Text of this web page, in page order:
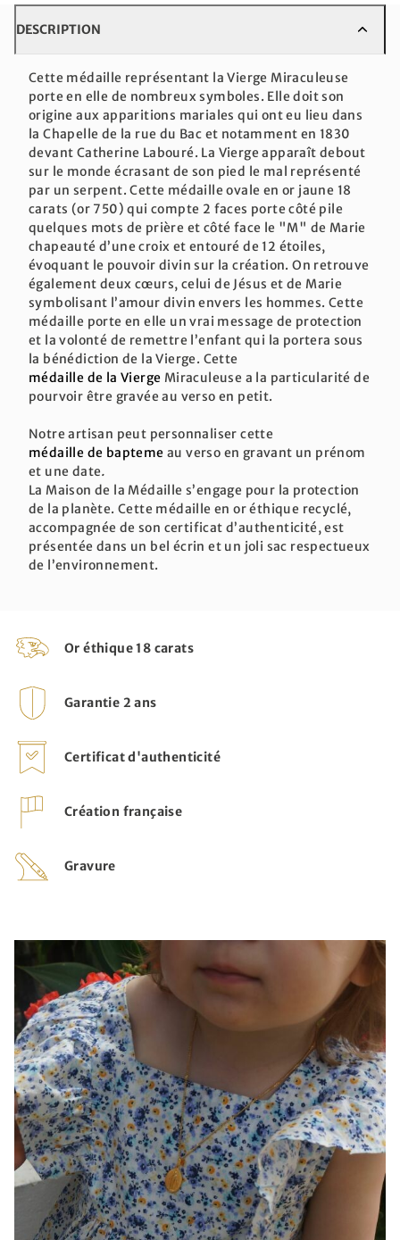
DESCRIPTION
Cette médaille représentant la Vierge Miraculeuse
porte en elle de nombreux symboles. Elle doit son
origine aux apparitions mariales qui ont eu lieu dans
la Chapelle de la rue du Bac et notamment en 1830
devant Catherine Labouré. La Vierge apparaît debout
sur le monde écrasant de son pied le mal représenté
par un serpent. Cette médaille ovale en or jaune 18
carats (or 750) qui compte 2 faces porte côté pile
quelques mots de prière et côté face le "M" de Marie
chapeauté d’une croix et entouré de 12 étoiles,
évoquant le pouvoir divin sur la création. On retrouve
également deux cœurs, celui de Jésus et de Marie
symbolisant l’amour divin envers les hommes. Cette
médaille porte en elle un vrai message de protection
et la volonté de remettre l’enfant qui la portera sous
la bénédiction de la Vierge. Cette
médaille de la Vierge Miraculeuse a la particularité de
pourvoir être gravée au verso en petit.
Notre artisan peut personnaliser cette
médaille de bapteme au verso en gravant un prénom
et une date.
La Maison de la Médaille s’engage pour la protection
de la planète. Cette médaille en or éthique recyclé,
accompagnée de son certificat d’authenticité, est
présentée dans un bel écrin et un joli sac respectueux
de l’environnement.
Or éthique 18 carats
Garantie 2 ans
Certificat d'authenticité
Création française
Gravure